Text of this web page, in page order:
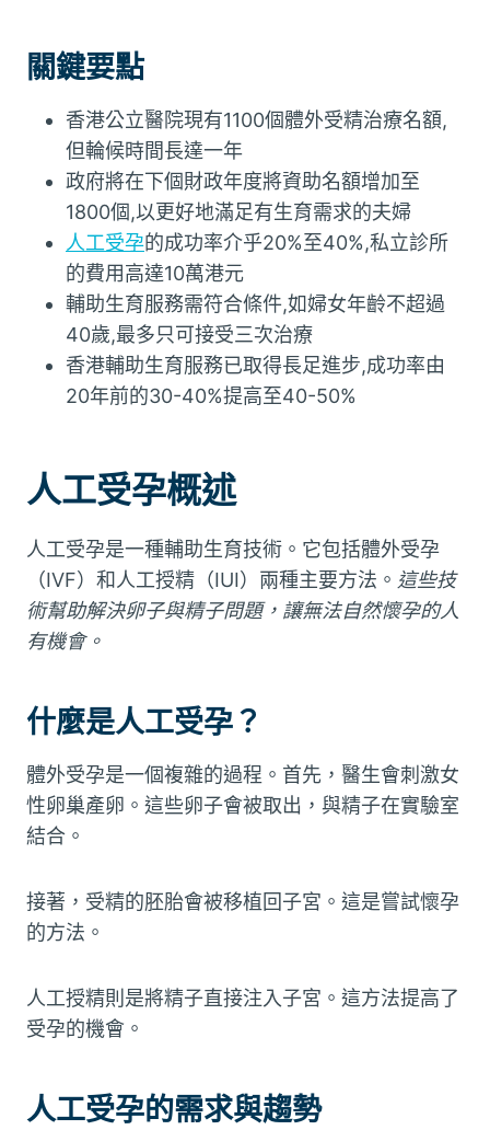
關鍵要點
香港公立醫院現有1100個體外受精治療名額,
但輪候時間長達一年
政府將在下個財政年度將資助名額增加至
1800個,以更好地滿足有生育需求的夫婦
人工受孕的成功率介乎20%至40%,私立診所
的費用高達10萬港元
輔助生育服務需符合條件,如婦女年齡不超過
40歲,最多只可接受三次治療
香港輔助生育服務已取得長足進步,成功率由
20年前的30-40%提高至40-50%
人工受孕概述
人工受孕是一種輔助生育技術。它包括體外受孕
（IVF）和人工授精（IUI）兩種主要方法。 這些技
術幫助解決卵子與精子問題，讓無法自然懷孕的人
有機會。
什麼是人工受孕？
體外受孕是一個複雜的過程。首先，醫生會刺激女
性卵巢產卵。這些卵子會被取出，與精子在實驗室
結合。
接著，受精的胚胎會被移植回子宮。這是嘗試懷孕
的方法。
人工授精則是將精子直接注入子宮。這方法提高了
受孕的機會。
人工受孕的需求與趨勢